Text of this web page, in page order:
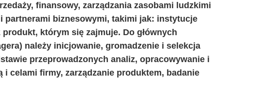
finansowy, zarządzania zasobami ludzkimi
partnerami biznesowymi, takimi jak: instytucje
którym się zajmuje. Do głównych
należy inicjowanie, gromadzenie i selekcja
przeprowadzonych analiz, opracowywanie i
celami firmy, zarządzanie produktem, badanie